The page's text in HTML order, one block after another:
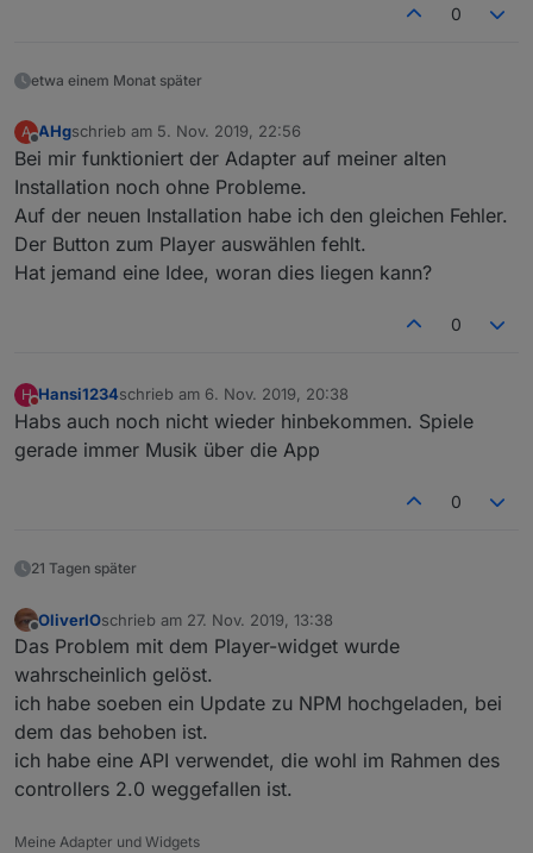
0
etwa einem Monat später
A
Offline
AHgschrieb am 5. Nov. 2019, 22:56
zuletzt editiert von
Bei mir funktioniert der Adapter auf meiner alten
Installation noch ohne Probleme.
Auf der neuen Installation habe ich den gleichen Fehler.
Der Button zum Player auswählen fehlt.
Hat jemand eine Idee, woran dies liegen kann?
0
H
Nicht stören
Hansi1234schrieb am 6. Nov. 2019, 20:38
zuletzt editiert von
Habs auch noch nicht wieder hinbekommen. Spiele
gerade immer Musik über die App
0
21 Tagen später
Offline
OliverIOschrieb am 27. Nov. 2019, 13:38
zuletzt editiert von
Das Problem mit dem Player-widget wurde
wahrscheinlich gelöst.
ich habe soeben ein Update zu NPM hochgeladen, bei
dem das behoben ist.
ich habe eine API verwendet, die wohl im Rahmen des
controllers 2.0 weggefallen ist.
Meine Adapter und Widgets